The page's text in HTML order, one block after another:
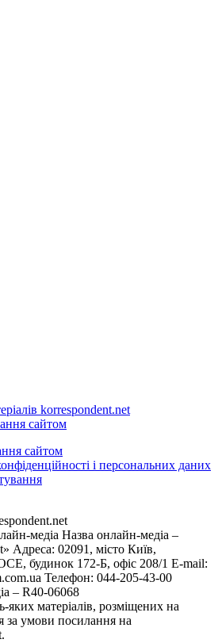
korrespondent.net
сайтом
сайтом
і персональних даних
медіа Назва онлайн-медіа –
Адреса: 02091, місто Київ,
будинок 172-Б, офіс 208/1 E-mail:
Телефон: 044-205-43-00
– R40-06068
яких матеріалів, розміщених на
за умови посилання на